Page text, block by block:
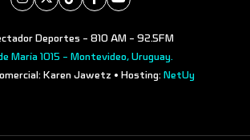
Deportes - 810 AM - 92.5FM
María 1015 - Montevideo, Uruguay.
Karen Jawetz • Hosting: NetUy